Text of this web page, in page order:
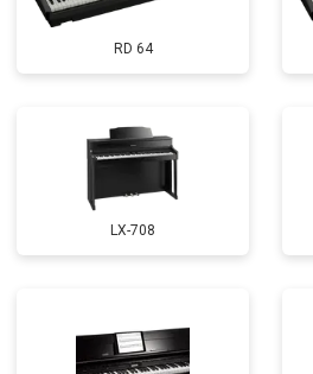
RD 64
LX-708